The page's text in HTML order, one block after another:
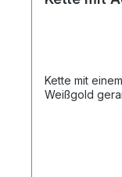
Kette mit
Weißgold